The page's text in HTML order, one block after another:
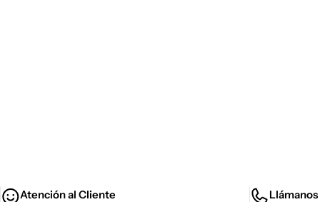
Atención al Cliente Llámanos